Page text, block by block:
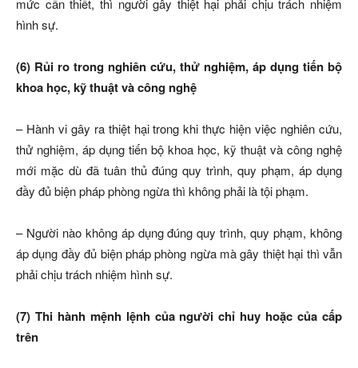
hình sự.
(6) Rủi ro trong nghiên cứu, thử nghiệm, áp dụng tiến bộ
khoa học, kỹ thuật và công nghệ
– Hành vi gây ra thiệt hại trong khi thực hiện việc nghiên cứu,
thử nghiệm, áp dụng tiến bộ khoa học, kỹ thuật và công nghệ
mới mặc dù đã tuân thủ đúng quy trình, quy phạm, áp dụng
đầy đủ biện pháp phòng ngừa thì không phải là tội phạm.
– Người nào không áp dụng đúng quy trình, quy phạm, không
áp dụng đầy đủ biện pháp phòng ngừa mà gây thiệt hại thì vẫn
phải chịu trách nhiệm hình sự.
(7) Thi hành mệnh lệnh của người chỉ huy hoặc của cấp
trên